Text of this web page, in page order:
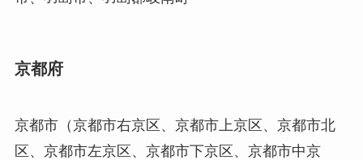
京都府
京都市（京都市右京区、京都市上京区、京都市北
区、京都市左京区、京都市下京区、京都市中京